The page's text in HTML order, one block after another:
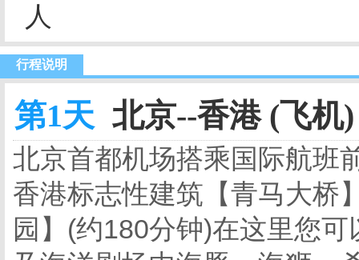
人
行程说明
第1天 北京--香港 (飞机)
北京首都机场搭乘国际航班
香港标志性建筑【青马大桥
园】(约180分钟)在这里您